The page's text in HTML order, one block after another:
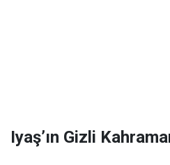
Iyaş’ın Gizli